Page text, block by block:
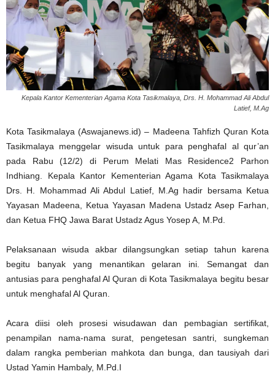
Kepala Kantor Kementerian Agama Kota Tasikmalaya, Drs. H. Mohammad Ali Abdul
Latief, M.Ag
Kota Tasikmalaya (Aswajanews.id) – Madeena Tahfizh Quran Kota
Tasikmalaya menggelar wisuda untuk para penghafal al qur’an
pada Rabu (12/2) di Perum Melati Mas Residence2 Parhon
Indhiang. Kepala Kantor Kementerian Agama Kota Tasikmalaya
Drs. H. Mohammad Ali Abdul Latief, M.Ag hadir bersama Ketua
Yayasan Madeena, Ketua Yayasan Madena Ustadz Asep Farhan,
dan Ketua FHQ Jawa Barat Ustadz Agus Yosep A, M.Pd.
Pelaksanaan wisuda akbar dilangsungkan setiap tahun karena
begitu banyak yang menantikan gelaran ini. Semangat dan
antusias para penghafal Al Quran di Kota Tasikmalaya begitu besar
untuk menghafal Al Quran.
Acara diisi oleh prosesi wisudawan dan pembagian sertifikat,
penampilan nama-nama surat, pengetesan santri, sungkeman
dalam rangka pemberian mahkota dan bunga, dan tausiyah dari
Ustad Yamin Hambaly, M.Pd.I